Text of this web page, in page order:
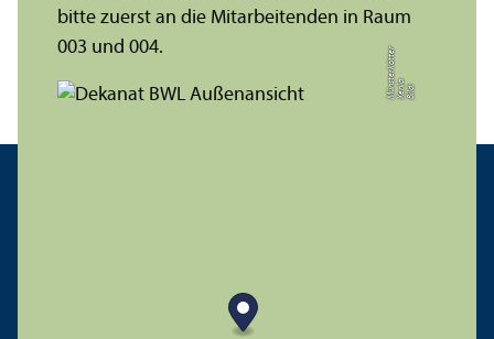
Bil
d:
X
e
ni
aM
ü
n
s
te
r
k
ö
t
t
e
r
bitte zuerst an die Mitarbeitenden in Raum
003 und 004.